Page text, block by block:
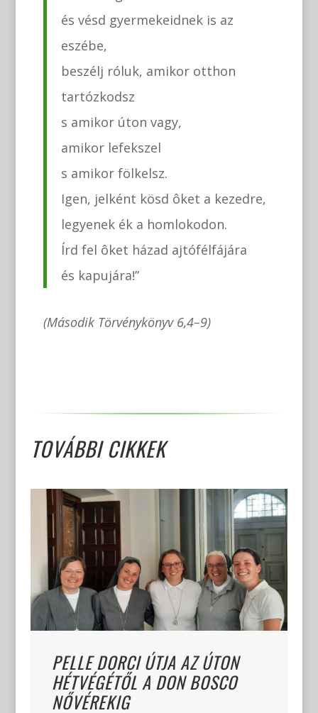
és vésd gyermekeidnek is az
eszébe,
beszélj róluk, amikor otthon
tartózkodsz
s amikor úton vagy,
amikor lefekszel
s amikor fölkelsz.
Igen, jelként kösd ôket a kezedre,
legyenek ék a homlokodon.
Írd fel ôket házad ajtófélfájára
és kapujára!”
(Második Törvénykönyv 6,4–9)
TOVÁBBI CIKKEK
PELLE DORCI ÚTJA AZ ÚTON
HÉTVÉGÉTŐL A DON BOSCO
NŐVÉREKIG